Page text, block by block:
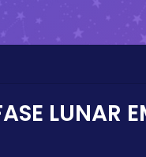
LUNAR